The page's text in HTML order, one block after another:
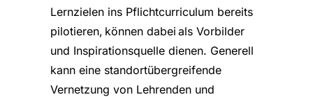
Lernzielen ins Pflichtcurriculum bereits
pilotieren, können dabei als Vorbilder
und Inspirationsquelle dienen. Generell
kann eine standortübergreifende
Vernetzung von Lehrenden und